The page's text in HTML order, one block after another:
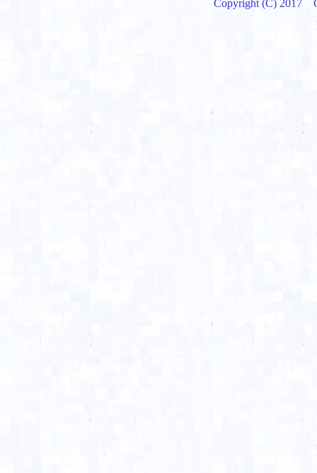
Copyright (C) 2017